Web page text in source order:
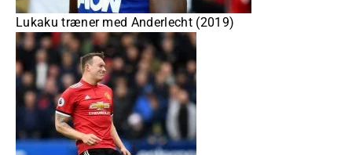
Lukaku træner med Anderlecht (2019)